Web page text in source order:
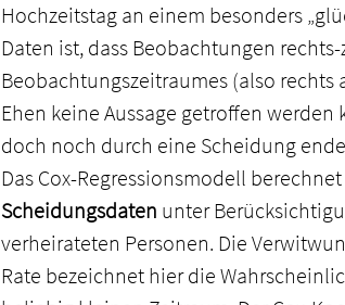
Hochzeitstag an einem besonders
Daten ist, dass Beobachtungen
Beobachtungszeitraumes (also
Ehen keine Aussage getroffen
doch noch durch eine Scheidung
Das Cox-Regressionsmodell
Scheidungsdaten unter
verheirateten Personen. Die
Rate bezeichnet hier die